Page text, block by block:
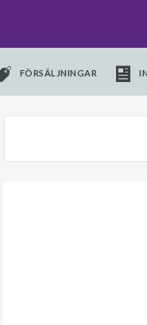
FÖRSÄLJNINGAR